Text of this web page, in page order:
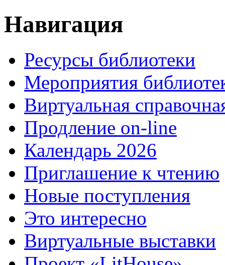
Навигация
Ресурсы библиотеки
Мероприятия
Виртуальная
Продление on-line
Календарь 2026
Приглашение к чтению
Новые поступления
Это интересно
Виртуальные выставки